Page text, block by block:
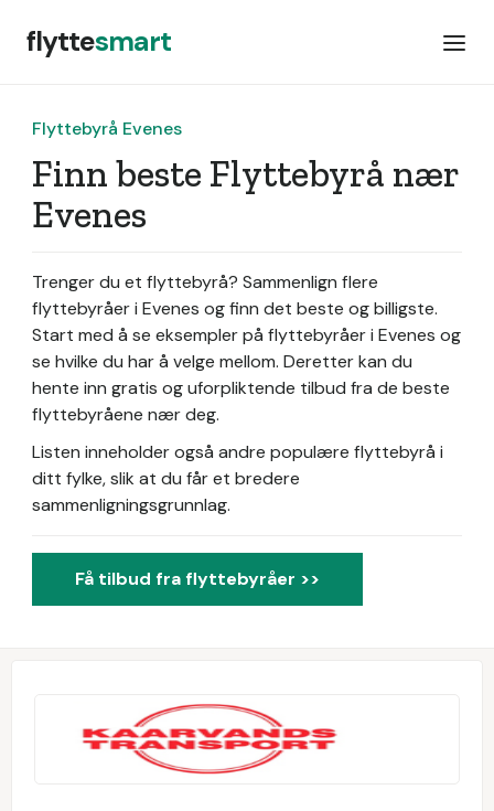
flyttesmart
Flyttebyrå Evenes
Finn beste Flyttebyrå nær
Evenes
Trenger du et flyttebyrå? Sammenlign flere
flyttebyråer i Evenes og finn det beste og billigste.
Start med å se eksempler på flyttebyråer i Evenes og
se hvilke du har å velge mellom. Deretter kan du
hente inn gratis og uforpliktende tilbud fra de beste
flyttebyråene nær deg.
Listen inneholder også andre populære flyttebyrå i
ditt fylke, slik at du får et bredere
sammenligningsgrunnlag.
Få tilbud fra flyttebyråer >>